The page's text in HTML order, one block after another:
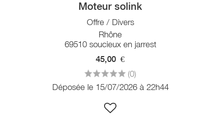
Moteur solink
Offre / Divers
Rhône
69510 soucieux en jarrest
45,00 €
(0)
Déposée le 15/07/2026 à 22h44